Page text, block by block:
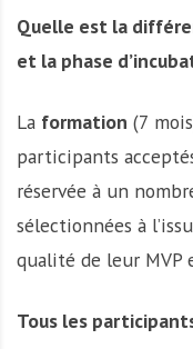
Quelle est la
et la phase
La formation (7
participants
réservée à un
sélectionnées à
qualité de leur MVP
Tous les